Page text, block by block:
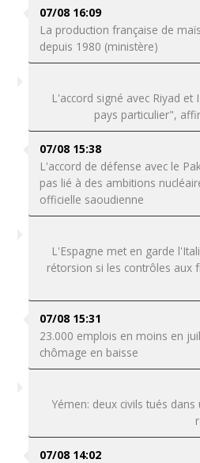
07/08 16:09
La production française de
depuis 1980 (ministère)
L'accord signé avec Riyad
pays particulier",
07/08 15:38
L'accord de défense avec le
pas lié à des ambitions
officielle saoudienne
L'Espagne met en garde
rétorsion si les contrôles aux
07/08 15:31
23.000 emplois en moins en
chômage en baisse
Yémen: deux civils tués
07/08 14:02